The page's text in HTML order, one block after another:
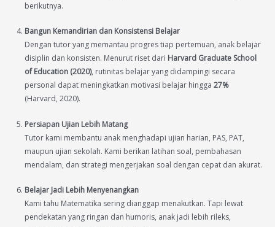
berikutnya.
Bangun Kemandirian dan Konsistensi Belajar
Dengan tutor yang memantau progres tiap pertemuan, anak belajar
disiplin dan konsisten. Menurut riset dari Harvard Graduate School
of Education (2020), rutinitas belajar yang didampingi secara
personal dapat meningkatkan motivasi belajar hingga 27%
(Harvard, 2020).
Persiapan Ujian Lebih Matang
Tutor kami membantu anak menghadapi ujian harian, PAS, PAT,
maupun ujian sekolah. Kami berikan latihan soal, pembahasan
mendalam, dan strategi mengerjakan soal dengan cepat dan akurat.
Belajar Jadi Lebih Menyenangkan
Kami tahu Matematika sering dianggap menakutkan. Tapi lewat
pendekatan yang ringan dan humoris, anak jadi lebih rileks,